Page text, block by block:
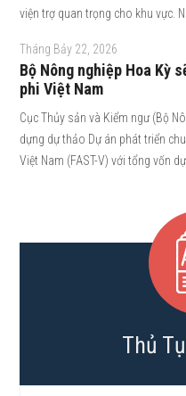
viện trợ quan trọng cho khu vực.
Tháng Bảy 22, 2026
Bộ Nông nghiệp Hoa Kỳ
phi Việt Nam
Cục Thủy sản và Kiểm ngư (Bộ
dựng dự thảo Dự án phát triển
Việt Nam (FAST-V) với tổng vốn
Thủ